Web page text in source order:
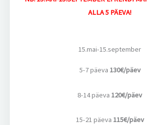
ALLA 5 PÄEVA!
15.mai-15.september
5-7 päeva 130€/päev
8-14 päeva 120€/päev
15-21 päeva 115€/päev